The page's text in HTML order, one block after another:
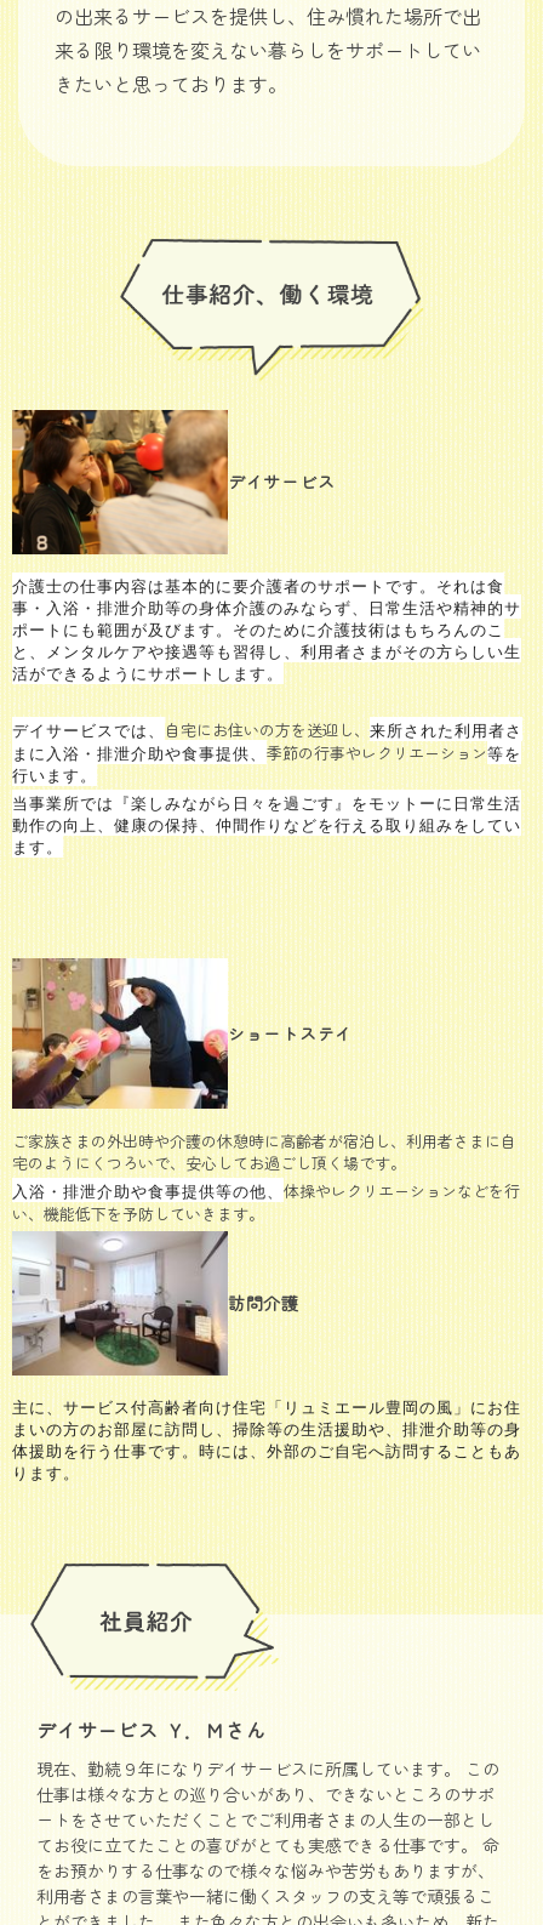
の出来るサービスを提供し、住み慣れた場所で出
来る限り環境を変えない暮らしをサポートしてい
きたいと思っております。
デイサービス
介護士の仕事内容は基本的に要介護者のサポートです。それは食
事・入浴・排泄介助等の身体介護のみならず、日常生活や精神的サ
ポートにも範囲が及びます。そのために介護技術はもちろんのこ
と、メンタルケアや接遇等も習得し、利用者さまがその方らしい生
活ができるようにサポートします。
デイサービスでは、 自宅にお住いの方を送迎し、来所された利用者さ
まに入浴・排泄介助や食事提供、 季節の行事やレクリエーション等を
行います。
当事業所では『楽しみながら日々を過ごす』をモットーに日常生活
動作の向上、健康の保持、仲間作りなどを行える取り組みをしてい
ます。
ショートステイ
ご家族さまの外出時や介護の休憩時に高齢者が宿泊し、利用者さまに自
宅のようにくつろいで、安心してお過ごし頂く場です。
入浴・排泄介助や食事提供等の他、 体操やレクリエーションなどを行
い、機能低下を予防していきます。
訪問介護
主に、サービス付高齢者向け住宅「リュミエール豊岡の風」にお住
まいの方のお部屋に訪問し、掃除等の生活援助や、排泄介助等の身
体援助を行う仕事です。時には、外部のご自宅へ訪問することもあ
ります。
デイサービス Ｙ．Ｍさん
現在、勤続９年になりデイサービスに所属しています。 この
仕事は様々な方との巡り合いがあり、できないところのサポ
ートをさせていただくことでご利用者さまの人生の一部とし
てお役に立てたことの喜びがとても実感できる仕事です。 命
をお預かりする仕事なので様々な悩みや苦労もありますが、
利用者さまの言葉や一緒に働くスタッフの支え等で頑張るこ